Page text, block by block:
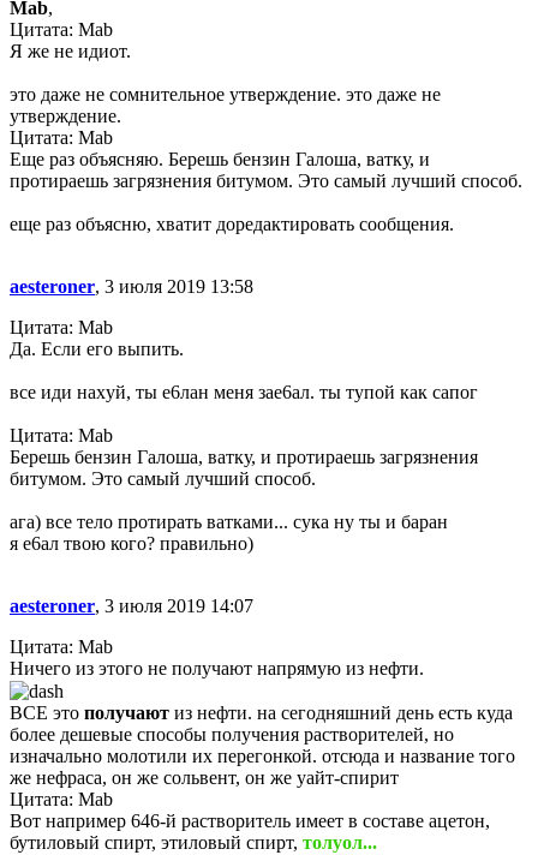
Mab,
Цитата: Mab
Я же не идиот.
это даже не сомнительное утверждение. это даже не
утверждение.
Цитата: Mab
Еще раз объясняю. Берешь бензин Галоша, ватку, и
протираешь загрязнения битумом. Это самый лучший способ.
еще раз объясню, хватит доредактировать сообщения.
aesteroner, 3 июля 2019 13:58
Цитата: Mab
Да. Если его выпить.
все иди наxyй, ты е6лан меня зае6ал. ты тупой как сапог
Цитата: Mab
Берешь бензин Галоша, ватку, и протираешь загрязнения
битумом. Это самый лучший способ.
ага) все тело протирать ватками... сука ну ты и баран
я е6ал твою кого? правильно)
aesteroner, 3 июля 2019 14:07
Цитата: Mab
Ничего из этого не получают напрямую из нефти.
ВСЕ это получают из нефти. на сегодняшний день есть куда
более дешевые способы получения растворителей, но
изначально молотили их перегонкой. отсюда и название того
же нефраса, он же сольвент, он же уайт-спирит
Цитата: Mab
Вот например 646-й растворитель имеет в составе ацетон,
бутиловый спирт, этиловый спирт, толуол...